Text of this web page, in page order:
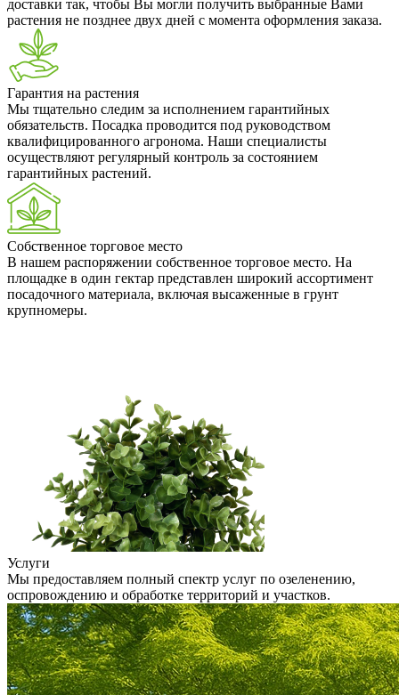
доставки так, чтобы Вы могли получить выбранные Вами
растения не позднее двух дней с момента оформления заказа.
Гарантия на растения
Мы тщательно следим за исполнением гарантийных
обязательств. Посадка проводится под руководством
квалифицированного агронома. Наши специалисты
осуществляют регулярный контроль за состоянием
гарантийных растений.
Собственное торговое место
В нашем распоряжении собственное торговое место. На
площадке в один гектар представлен широкий ассортимент
посадочного материала, включая высаженные в грунт
крупномеры.
Услуги
Мы предоставляем полный спектр услуг по озеленению,
оспровождению и обработке территорий и участков.